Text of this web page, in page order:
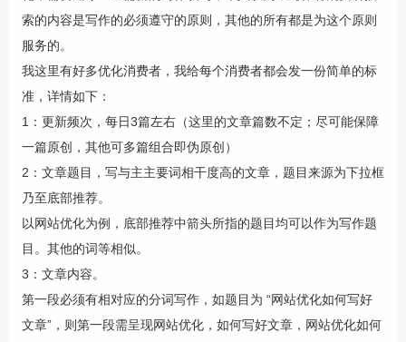
索的内容是写作的必须遵守的原则，其他的所有都是为这个原则
服务的。
我这里有好多优化消费者，我给每个消费者都会发一份简单的标
准，详情如下：
1：更新频次，每日3篇左右（这里的文章篇数不定；尽可能保障
一篇原创，其他可多篇组合即伪原创）
2：文章题目，写与主主要词相干度高的文章，题目来源为下拉框
乃至底部推荐。
以网站优化为例，底部推荐中箭头所指的题目均可以作为写作题
目。其他的词等相似。
3：文章内容。
第一段必须有相对应的分词写作，如题目为 “网站优化如何写好
文章”，则第一段需呈现网站优化，如何写好文章，网站优化如何